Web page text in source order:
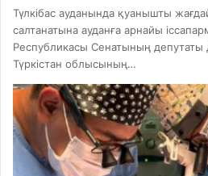
Түлкібас ауданында қуанышты
салтанатына ауданға арнайы
Республикасы Сенатының депутаты
Түркістан облысының…